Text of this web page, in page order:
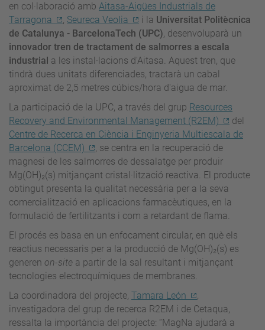
en col·laboració amb Aitasa-Aigües Industrials de
Tarragona
, Seureca Veolia i la Universitat Politècnica
de Catalunya - BarcelonaTech (UPC), desenvoluparà un
innovador tren de tractament de salmorres a escala
industrial a les instal·lacions d'Aitasa. Aquest tren, que
tindrà dues unitats diferenciades, tractarà un cabal
aproximat de 2,5 metres cúbics/hora d'aigua de mar.
La participació de la UPC, a través del grup Resources
Recovery and Environmental Management (R2EM)
del
Centre de Recerca en Ciència i Enginyeria Multiescala de
Barcelona (CCEM)
, se centra en la recuperació de
magnesi de les salmorres de dessalatge per produir
Mg(OH)₂(s) mitjançant cristal·lització reactiva. El producte
obtingut presenta la qualitat necessària per a la seva
comercialització en aplicacions farmacèutiques, en la
formulació de fertilitzants i com a retardant de flama.
El procés es basa en un enfocament circular, en què els
reactius necessaris per a la producció de Mg(OH)₂(s) es
generen on-site a partir de la sal resultant i mitjançant
tecnologies electroquímiques de membranes.
La coordinadora del projecte, Tamara León
,
investigadora del grup de recerca R2EM i de Cetaqua,
ressalta la importància del projecte: “MagNa ajudarà a